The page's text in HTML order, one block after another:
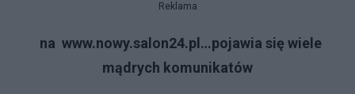
Reklama
na www.nowy.salon24.pl …pojawia się wiele
mądrych komunikatów